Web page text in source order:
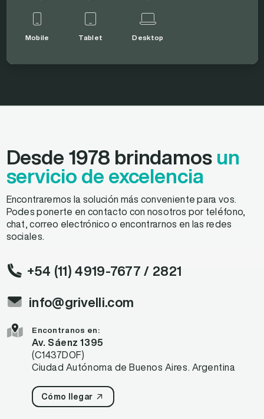
Mobile Tablet Desktop
Desde 1978 brindamos un
servicio de excelencia
Encontraremos la solución más conveniente para vos.
Podes ponerte en contacto con nosotros por teléfono,
chat, correo electrónico o encontrarnos en las redes
sociales.
+54 (11) 4919-7677 / 2821
info@grivelli.com
Encontranos en:
Av. Sáenz 1395
(C1437DOF)
Ciudad Autónoma de Buenos Aires. Argentina
Cómo llegar